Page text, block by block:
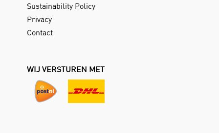
Sustainability Policy
Privacy
Contact
WIJ VERSTUREN MET